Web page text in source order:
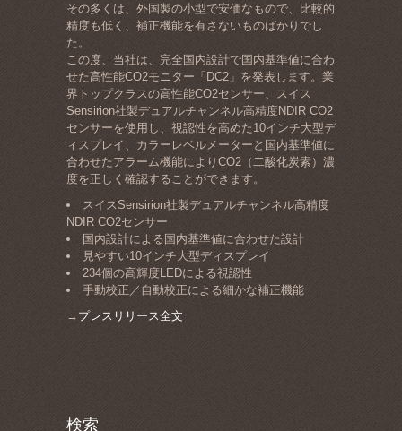
その多くは、外国製の小型で安価なもので、比較的
精度も低く、補正機能を有さないものばかりでし
た。
この度、当社は、完全国内設計で国内基準値に合わ
せた高性能CO2モニター「DC2」を発表します。業
界トップクラスの高性能CO2センサー、スイス
Sensirion社製デュアルチャンネル高精度NDIR CO2
センサーを使用し、視認性を高めた10インチ大型デ
ィスプレイ、カラーレベルメーターと国内基準値に
合わせたアラーム機能によりCO2（二酸化炭素）濃
度を正しく確認することができます。
​スイスSensirion社製デュアルチャンネル高精度
NDIR CO2センサー
国内設計による国内基準値に合わせた設計
見やすい10インチ大型ディスプレイ
234個の高輝度LEDによる視認性
手動校正／自動校正による細かな補正機能
→ プレスリリース全文
検索